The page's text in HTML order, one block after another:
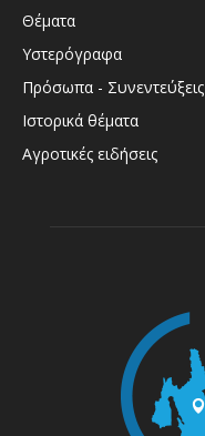
Θέματα
Υστερόγραφα
Πρόσωπα - Συνεντεύξεις
Ιστορικά θέματα
Αγροτικές ειδήσεις